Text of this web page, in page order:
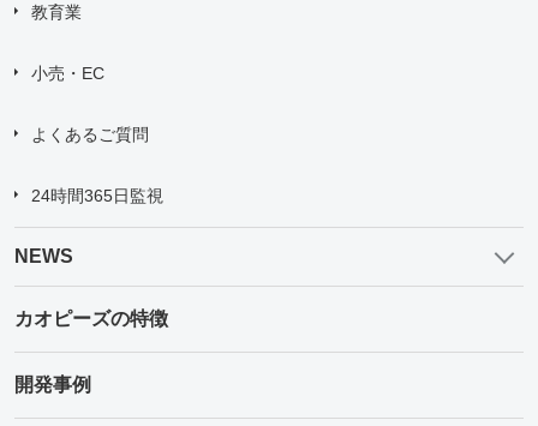
教育業
小売・EC
よくあるご質問
24時間365日監視
NEWS
カオピーズの特徴
開発事例